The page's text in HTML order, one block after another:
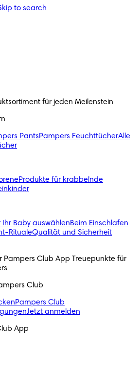
to search
für jeden Meilenstein
PantsPampers FeuchttücherAlle
Produkte für krabbelnde
Ihr Baby auswählenBeim Einschlafen
RitualeQualität und Sicherheit
Pampers Club App Treuepunkte für
Club
Pampers Club
Jetzt anmelden
App